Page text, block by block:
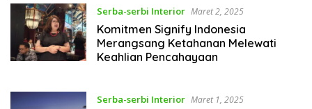
Serba-serbi Interior Maret 2, 2025
Komitmen Signify Indonesia
Merangsang Ketahanan Melewati
Keahlian Pencahayaan
Serba-serbi Interior Maret 1, 2025